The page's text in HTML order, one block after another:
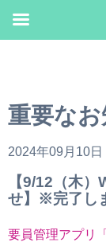
重要な
2024年09月10日
【9/12（木
せ】※完了し
要員管理アプリ